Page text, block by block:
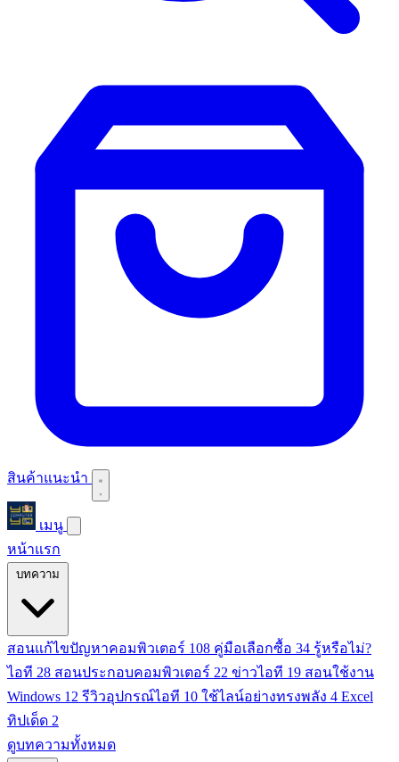
สินค้าแนะนำ
เมนู
หน้าแรก
บทความ
สอนแก้ไขปัญหาคอมพิวเตอร์ 108 คู่มือเลือกซื้อ 34 รู้หรือไม่?
ไอที 28 สอนประกอบคอมพิวเตอร์ 22 ข่าวไอที 19 สอนใช้งาน
Windows 12 รีวิวอุปกรณ์ไอที 10 ใช้ไลน์อย่างทรงพลัง 4 Excel
ทิปเด็ด 2
ดูบทความทั้งหมด